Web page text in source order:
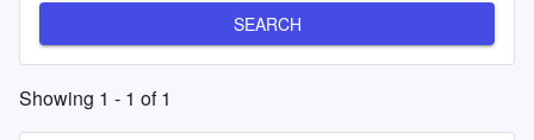
SEARCH
Showing 1 - 1 of1